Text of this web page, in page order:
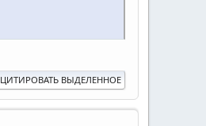
ЦИТИРОВАТЬ ВЫДЕЛЕННОЕ